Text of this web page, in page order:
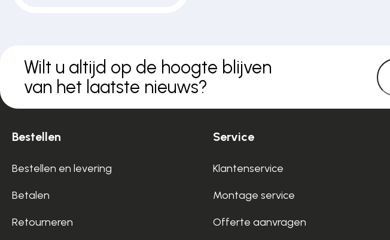
Wilt u altijd op de hoogte blijven
van het laatste nieuws?
Bestellen
Bestellen en levering
Betalen
Retourneren
Service
Klantenservice
Montage service
Offerte aanvragen